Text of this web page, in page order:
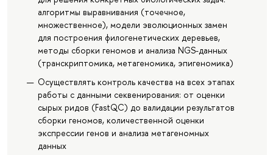
алгоритмы выравнивания (точечное,
множественное), модели эволюционных замен
для построения филогенетических деревьев,
методы сборки геномов и анализа NGS-данных
(транскриптомика, метагеномика, эпигеномика)
Осуществлять контроль качества на всех этапах
работы с данными секвенирования: от оценки
сырых ридов (FastQC) до валидации результатов
сборки геномов, количественной оценки
экспрессии генов и анализа метагеномных
данных